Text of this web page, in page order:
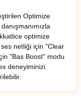
Optimize
optimize
netliği için "Clear
"Bas Boost" modu
deneyiminizi